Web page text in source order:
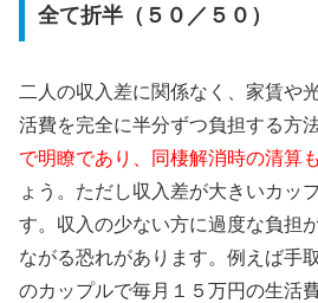
全て折半（５０／５０）
二人の収入差に関係なく、家賃や
活費を完全に半分ずつ負担する方法
で明瞭であり、同棲解消時の清算
ょう。ただし収入差が大きいカッ
す。収入の少ない方に過度な負担
ながる恐れがあります。例えば手
のカップルで毎月１５万円の生活